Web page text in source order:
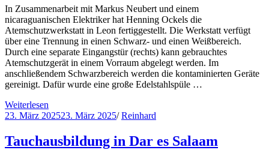
In Zusammenarbeit mit Markus Neubert und einem
nicaraguanischen Elektriker hat Henning Ockels die
Atemschutzwerkstatt in Leon fertiggestellt. Die Werkstatt verfügt
über eine Trennung in einen Schwarz- und einen Weißbereich.
Durch eine separate Eingangstür (rechts) kann gebrauchtes
Atemschutzgerät in einem Vorraum abgelegt werden. Im
anschließendem Schwarzbereich werden die kontaminierten Geräte
gereinigt. Dafür wurde eine große Edelstahlspüle …
Weiterlesen
23. März 202523. März 2025/ Reinhard
Tauchausbildung in Dar es Salaam